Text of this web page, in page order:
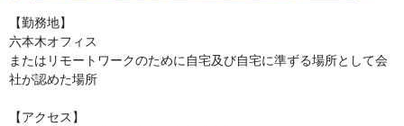
【勤務地】
六本木オフィス
またはリモートワークのために自宅及び自宅に準ずる場所として会
社が認めた場所
【アクセス】